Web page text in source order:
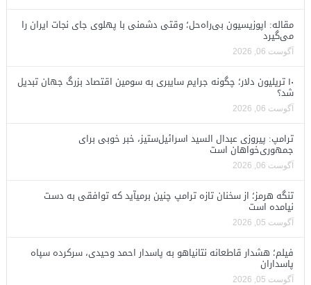
مقاله: اپوزیسیون بی‌راه‌حل؛ وقتی دشمنی با پهلوی جای نجات ایران را
می‌گیرد
آگوست 06, 2026
۱۰ تریلیون دلار؛ چگونه جرایم سایبری به سومین اقتصاد بزرگ جهان تبدیل
شد؟
آگوست 06, 2026
ترامپ: پیروزی عبدال السید اسرائیل‌ستیز، خبر خوبی برای
جمهوری‌خواهان است
آگوست 06, 2026
تنگه هرمز؛ از سخنان تازه ترامپ چنین برمیآید که توافقی به دست
نیامده است
آگوست 05, 2026
فیلم؛ هشدار قاطعانه نتانیاهو به پاسدار احمد وحیدی، سرکرده سپاه
پاسداران
آگوست 05, 2026